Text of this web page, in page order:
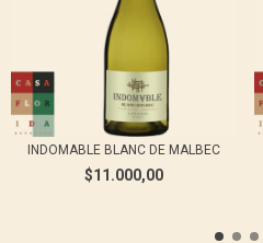
INDOMABLE BLANC DE MALBEC
$11.000,00